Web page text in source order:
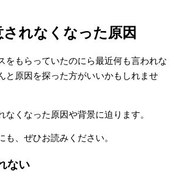
れなくなった原因
をもらっていたのにら最近何も言われな
と原因を探った方がいいかもしれませ
なくなった原因や背景に迫ります。
も、ぜひお読みください。
ない